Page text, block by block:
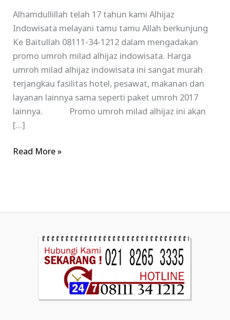
Alhamdullillah telah 17 tahun kami Alhijaz
Indowisata melayani tamu tamu Allah berkunjung
Ke Baitullah 08111-34-1212 dalam mengadakan
promo umroh milad alhijaz indowisata. Harga
umroh milad alhijaz indowisata ini sangat murah
terjangkau fasilitas hotel, pesawat, makanan dan
layanan lainnya sama seperti paket umroh 2017
lainnya. Promo umroh milad alhijaz ini akan
[…]
Read More »